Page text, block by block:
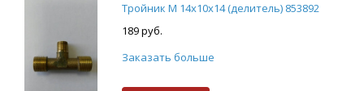
Тройник М 14х10х14 (делитель) 853892
189 руб.
Заказать больше